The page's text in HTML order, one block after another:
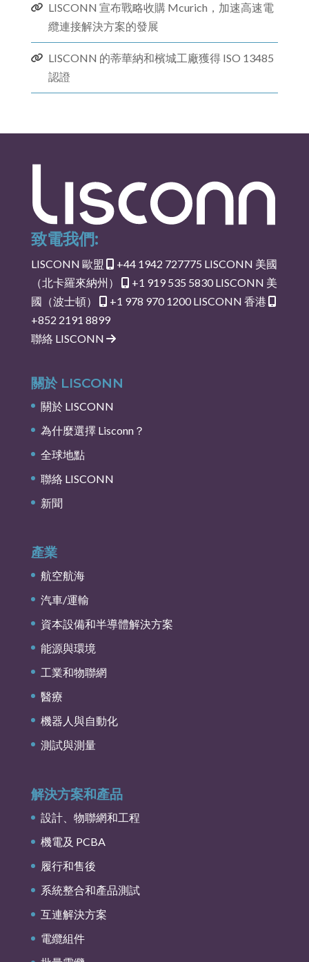
LISCONN 宣布戰略收購 Mcurich，加速高速電
纜連接解決方案的發展
LISCONN 的蒂華納和檳城工廠獲得 ISO 13485
認證
致電我們:
LISCONN 歐盟 +44 1942 727775 LISCONN 美國
（北卡羅來納州）
+1 919 535 5830LISCONN 美
國（波士頓）
+1 978 970 1200LISCONN 香港
+852 2191 8899
聯絡 LISCONN
關於 LISCONN
關於 LISCONN
為什麼選擇 Lisconn？
全球地點
聯絡 LISCONN
新聞
產業
航空航海
汽車/運輸
資本設備和半導體解決方案
能源與環境
工業和物聯網
醫療
機器人與自動化
測試與測量
解決方案和產品
設計、物聯網和工程
機電及 PCBA
履行和售後
系統整合和產品測試
互連解決方案
電纜組件